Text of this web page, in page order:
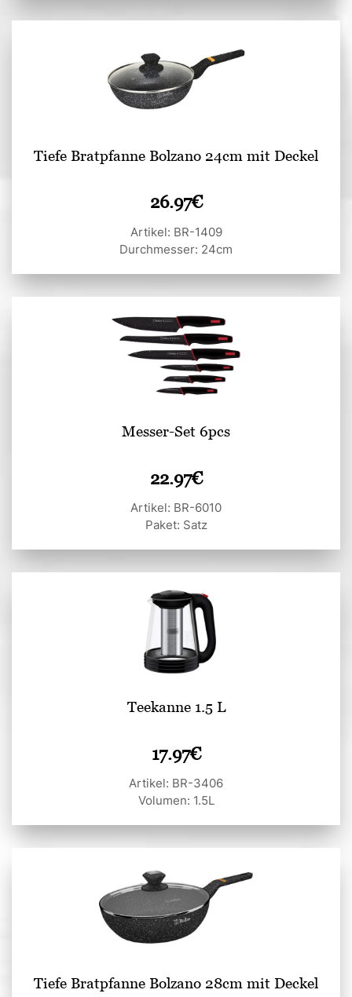
Tiefe Bratpfanne Bolzano 24cm mit Deckel
26.97€
Artikel: BR-1409
Durchmesser: 24cm
Messer-Set 6pcs
22.97€
Artikel: BR-6010
Paket: Satz
Teekanne 1.5 L
17.97€
Artikel: BR-3406
Volumen: 1.5L
Tiefe Bratpfanne Bolzano 28cm mit Deckel